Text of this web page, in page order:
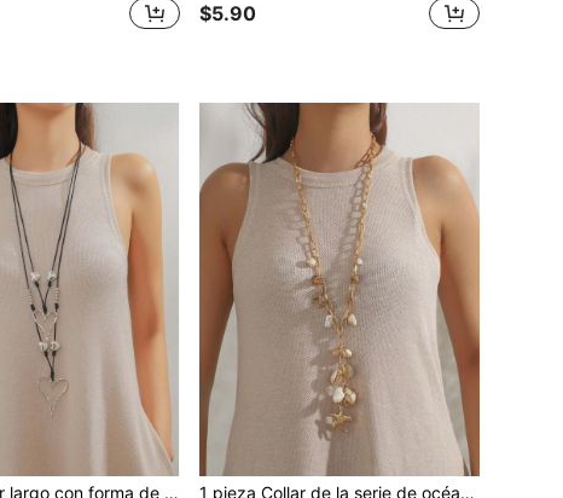
$5.90
1 pieza Collar largo con forma de corazón de doble capa de aleación, adecuado para uso diario para mujeres en San Valentín 1 pieza Collar de la serie de océano con cuentas de moda, adecuado para el uso diario de las mujeres